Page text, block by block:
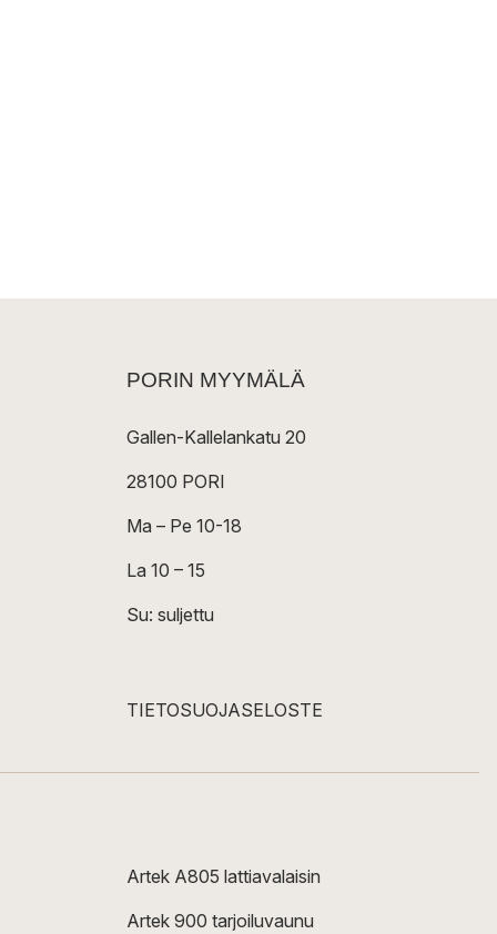
PORIN MYYMÄLÄ
Gallen-Kallelankatu 20
28100 PORI
Ma – Pe 10-18
La 10 – 15
Su: suljettu
TIETOSUOJASELOSTE
Artek A805 lattiavalaisin
Artek 900 tarjoiluvaunu